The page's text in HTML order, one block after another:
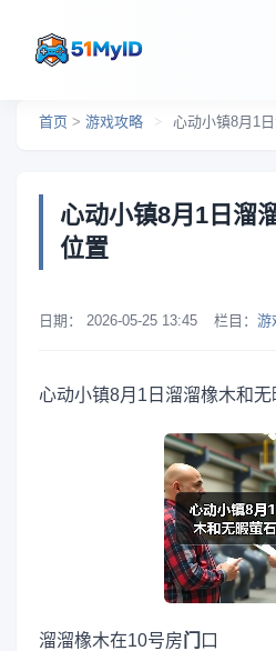
首页 > 游戏攻略 > 心动小镇8月1
心动小镇8月1日溜
位置
日期： 2026-05-25 13:45 栏目： 游
心动小镇8月1日溜溜橡木和无
溜溜橡木在10号房门 口